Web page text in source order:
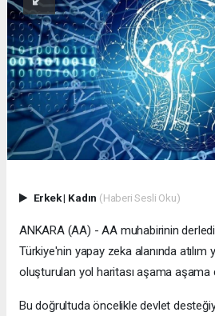
Erkek| Kadın (Haberi Sesli Oku)
ANKARA (AA) - AA muhabirinin
Türkiye'nin yapay zeka alanında atılım
oluşturulan yol haritası aşama aşama
Bu doğrultuda öncelikle devlet